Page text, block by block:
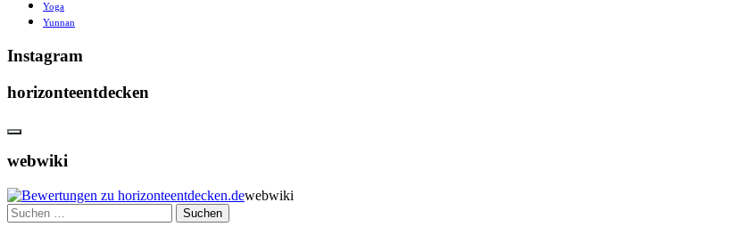
Yoga
Yunnan
Instagram
horizonteentdecken
webwiki
webwiki
Suchen
nach: